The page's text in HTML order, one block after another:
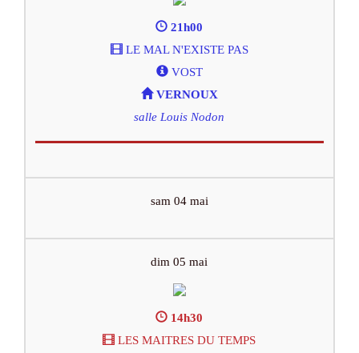
21h00
LE MAL N'EXISTE PAS
VOST
VERNOUX
salle Louis Nodon
sam 04 mai
dim 05 mai
14h30
LES MAITRES DU TEMPS